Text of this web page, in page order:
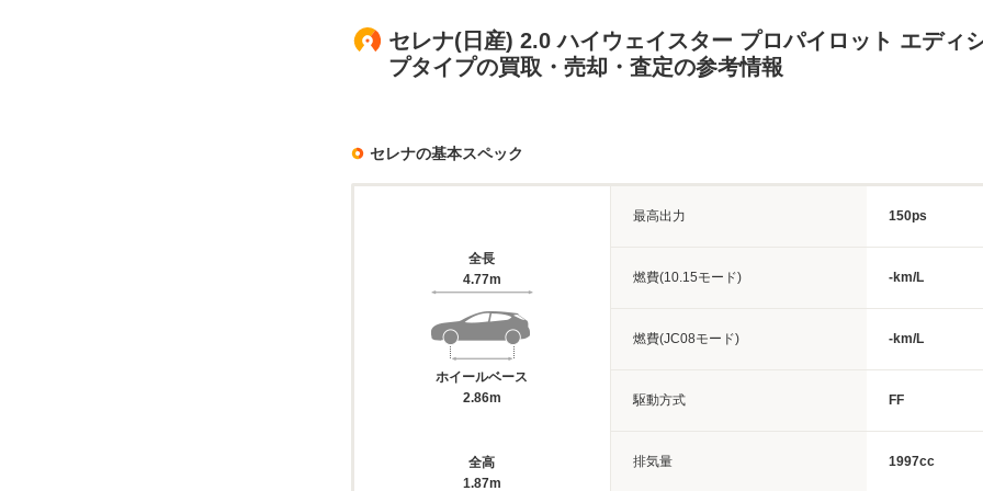
セレナ(日産) 2.0 ハイウェイスター プロパイロット エディ
プタイプの買取・売却・査定の参考情報
セレナの基本スペック
全長
4.77m
ホイールベース
2.86m
全高
1.87m
最高出力 150ps
燃費(10.15モード) -km/L
燃費(JC08モード) -km/L
駆動方式 FF
排気量 1997cc